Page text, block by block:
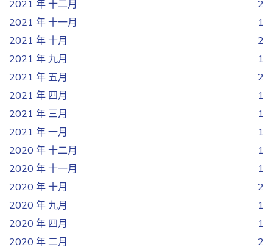
2021 年 十二月
2
2021 年 十一月
1
2021 年 十月
2
2021 年 九月
1
2021 年 五月
2
2021 年 四月
1
2021 年 三月
1
2021 年 一月
1
2020 年 十二月
1
2020 年 十一月
1
2020 年 十月
2
2020 年 九月
1
2020 年 四月
1
2020 年 二月
2